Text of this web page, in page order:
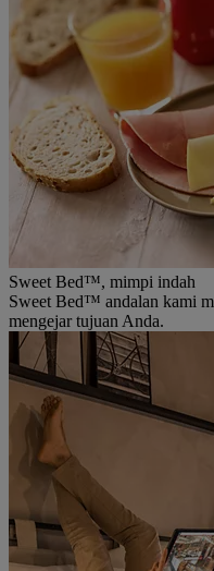
Sweet Bed™, mimpi indah
Sweet Bed™ andalan kami
mengejar tujuan Anda.